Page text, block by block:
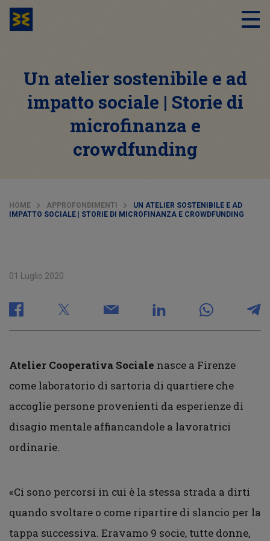
Un atelier sostenibile e ad
impatto sociale | Storie di
microfinanza e
crowdfunding
HOME APPROFONDIMENTI
UN ATELIER SOSTENIBILE E AD
IMPATTO SOCIALE | STORIE DI MICROFINANZA E CROWDFUNDING
01 Luglio 2020
Atelier Cooperativa Sociale nasce a Firenze
come laboratorio di sartoria di quartiere che
accoglie persone provenienti da esperienze di
disagio mentale affiancandole a lavoratrici
ordinarie.
«Ci sono percorsi in cui è la stessa strada a dirti
quando svoltare o come ripartire di slancio per la
tappa successiva. Eravamo 9 socie, tutte donne,